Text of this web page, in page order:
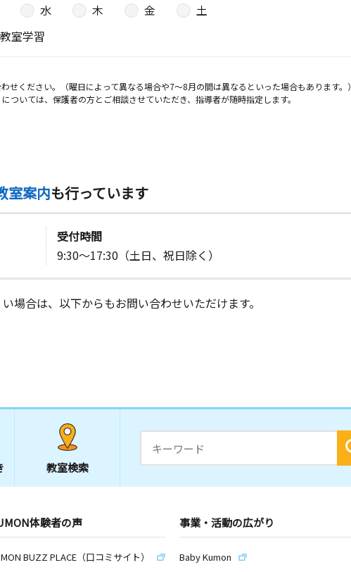
水 木 金
土
室学習
ください。（曜日によって異なる場合や7～8月の間は異なるといった場合もあります。）
いては、保護者の方とご相談させていただき、指導者が随時指定します。
室案内も行っています
受付時間
9:30～17:30（土日、祝日除く）
場合は、以下からもお問い合わせいただけます。
教室検索
体験者の声
BUZZ PLACE（口コミサイト）
事業・活動の広がり
Baby Kumon